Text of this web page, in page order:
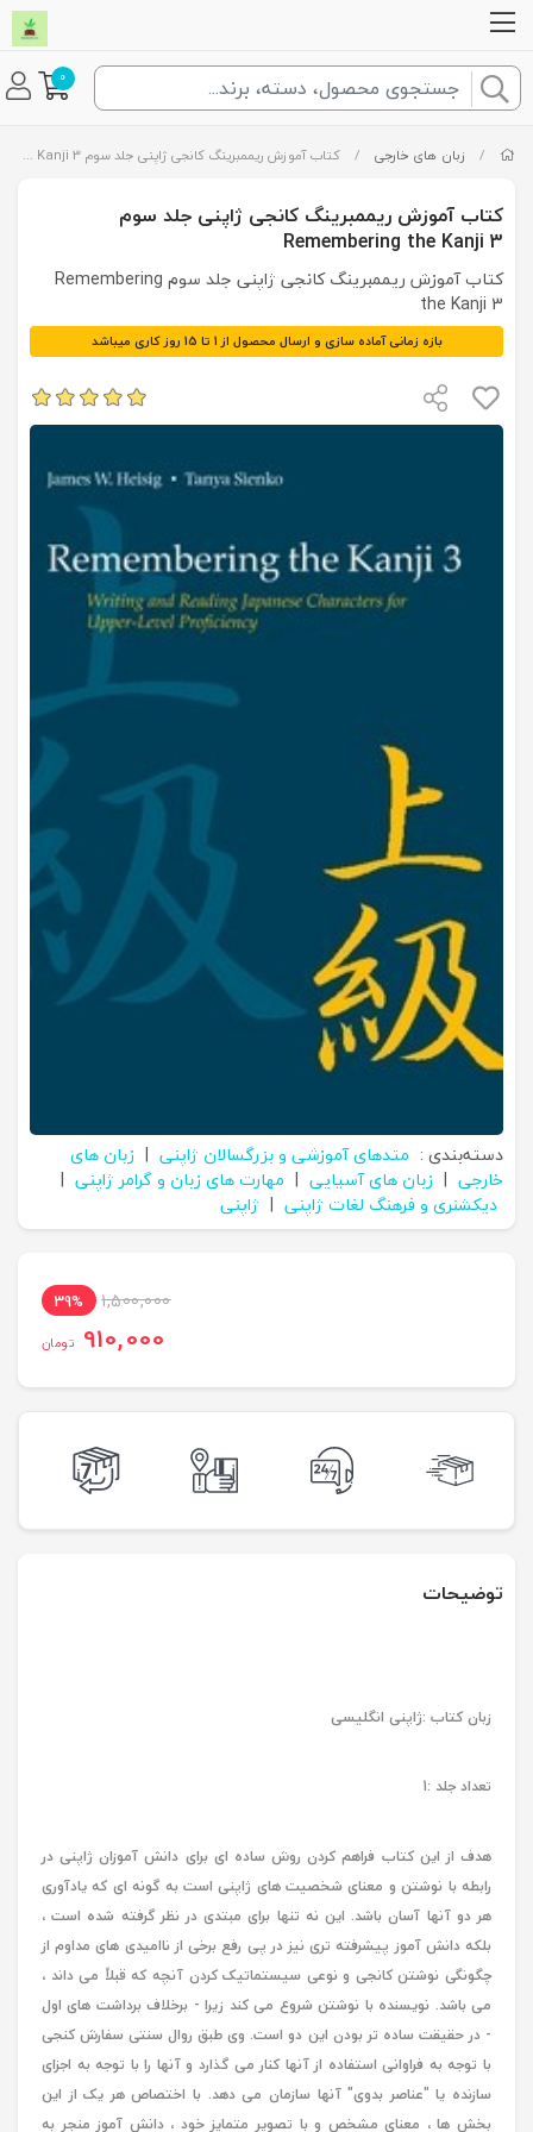
0
/ زبان های خارجی / کتاب آموزش ریممبرینگ کانجی ژاپنی جلد سوم Remembering the Kanji 3
کتاب آموزش ریممبرینگ کانجی ژاپنی جلد سوم
Remembering the Kanji 3
کتاب آموزش ریممبرینگ کانجی ژاپنی جلد سوم Remembering
the Kanji 3
بازه زمانی آماده سازی و ارسال محصول از 1 تا 15 روز کاری میباشد
دسته‌بندی : متدهای آموزشی و بزرگسالان ژاپنی | زبان های
خارجی | زبان های آسیایی | مهارت های زبان و گرامر ژاپنی |
دیکشنری و فرهنگ لغات ژاپنی | ژاپنی
1,500,000
39%
910,000 تومان
توضیحات
زبان کتاب :ژاپنی انگلیسی
تعداد جلد :1
هدف از این کتاب فراهم کردن روش ساده ای برای دانش آموزان ژاپنی در
رابطه با نوشتن و معنای شخصیت های ژاپنی است به گونه ای که یادآوری
هر دو آنها آسان باشد. این نه تنها برای مبتدی در نظر گرفته شده است ،
بلکه دانش آموز پیشرفته تری نیز در پی رفع برخی از ناامیدی های مداوم از
چگونگی نوشتن کانجی و نوعی سیستماتیک کردن آنچه که قبلاً می داند ،
می باشد. نویسنده با نوشتن شروع می کند زیرا - برخلاف برداشت های اول
- در حقیقت ساده تر بودن این دو است. وی طبق روال سنتی سفارش كنجی
با توجه به فراوانی استفاده از آنها كنار می گذارد و آنها را با توجه به اجزای
سازنده یا "عناصر بدوی" آنها سازمان می دهد. با اختصاص هر یک از این
بخش ها ، معنای مشخص و با تصویر متمایز خود ، دانش آموز منجر به